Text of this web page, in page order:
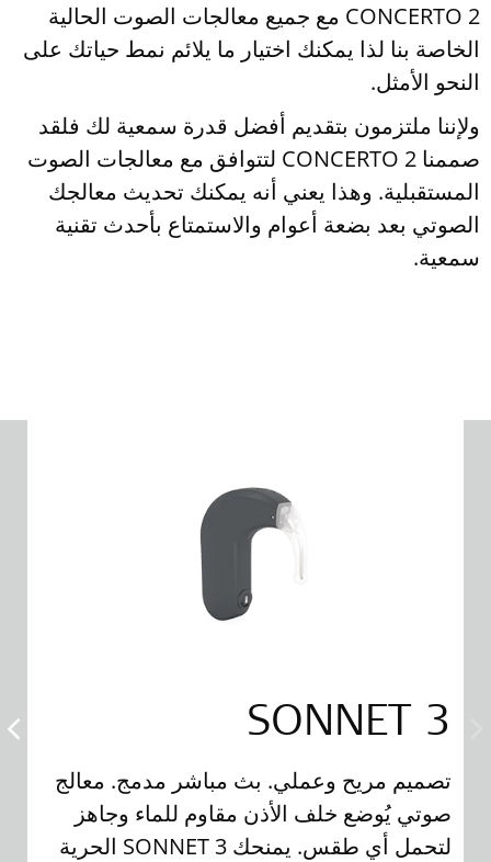
CONCERTO 2 مع جميع معالجات الصوت الحالية
بنا لذا يمكنك اختيار ما يلائم نمط حياتك على
الأمثل.
ملتزمون بتقديم أفضل قدرة سمعية لك فلقد
صممنا CONCERTO 2 لتتوافق مع معالجات الصوت
وهذا يعني أنه يمكنك تحديث معالجك
بعد بضعة أعوام والاستمتاع بأحدث تقنية
SONNET 3
تصميم مريح وعملي. بث مباشر مدمج. معالج
صوتي يُوضع خلف الأذن مقاوم للماء وجاهز
لتحمل أي طقس. يمنحك SONNET 3 الحرية